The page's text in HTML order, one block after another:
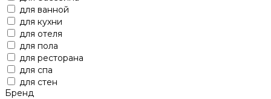
для ванной
для кухни
для отеля
для пола
для ресторана
для спа
для стен
Бренд